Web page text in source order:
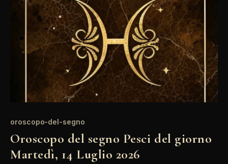
oroscopo-del-segno
Oroscopo del segno Pesci del giorno
Martedì, 14 Luglio 2026